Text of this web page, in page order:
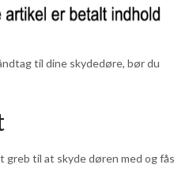
til dine skydedøre, bør du
til at skyde døren med og fås